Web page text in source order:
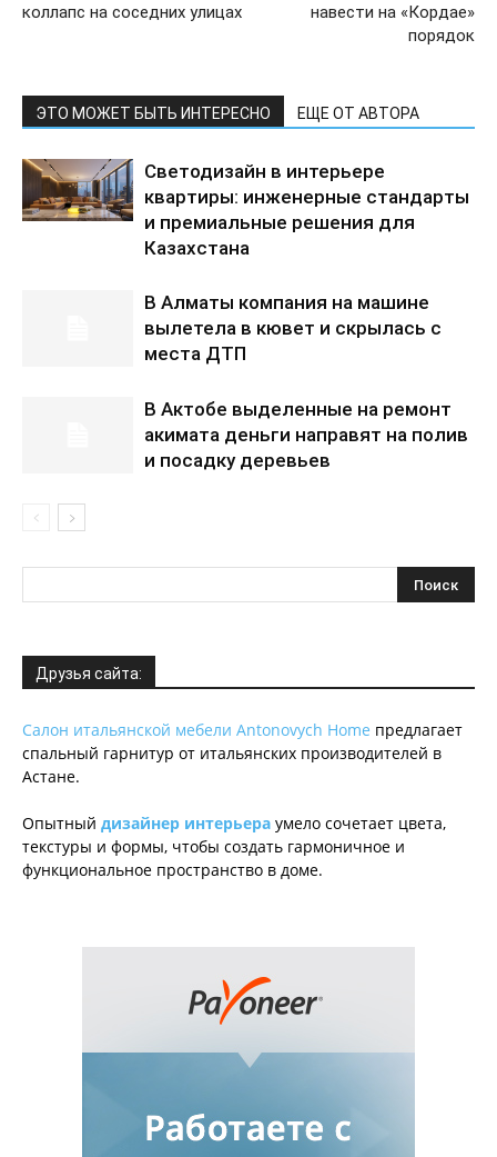
коллапс на соседних улицах
навести на «Кордае»
порядок
ЭТО МОЖЕТ БЫТЬ ИНТЕРЕСНО ЕЩЕ ОТ АВТОРА
Светодизайн в интерьере
квартиры: инженерные стандарты
и премиальные решения для
Казахстана
В Алматы компания на машине
вылетела в кювет и скрылась с
места ДТП
В Актобе выделенные на ремонт
акимата деньги направят на полив
и посадку деревьев
Друзья сайта:
Салон итальянской мебели Antonovych Home предлагает
спальный гарнитур от итальянских производителей в
Астане.
Опытный дизайнер интерьера умело сочетает цвета,
текстуры и формы, чтобы создать гармоничное и
функциональное пространство в доме.